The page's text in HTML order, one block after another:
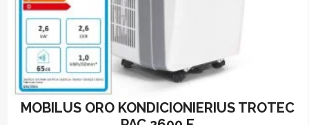
MOBILUS ORO KONDICIONIERIUS TROTEC